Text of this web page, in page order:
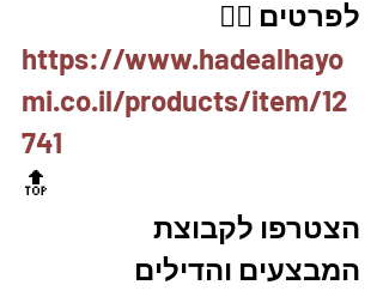
לפרטים 👇🏼
https://www.hadealhayo
mi.co.il/products/item/12
741
🔝
הצטרפו לקבוצת
המבצעים והדילים